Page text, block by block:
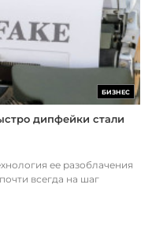
БИЗНЕС
дипфейки стали
ее разоблачения
всегда на шаг